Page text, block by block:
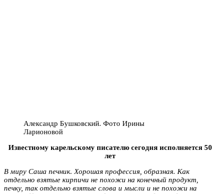
Александр Бушковский. Фото Ирины
Ларионовой
Известному карельскому писателю сегодня исполняется 50
лет
В миру Саша печник. Хорошая профессия, образная. Как
отдельно взятые кирпичи не похожи на конечный продукт,
печку, так отдельно взятые слова и мысли и не похожи на